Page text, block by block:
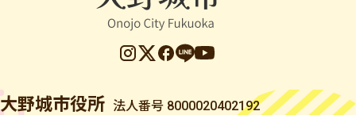
大野城市役所 法人番号 8000020402192